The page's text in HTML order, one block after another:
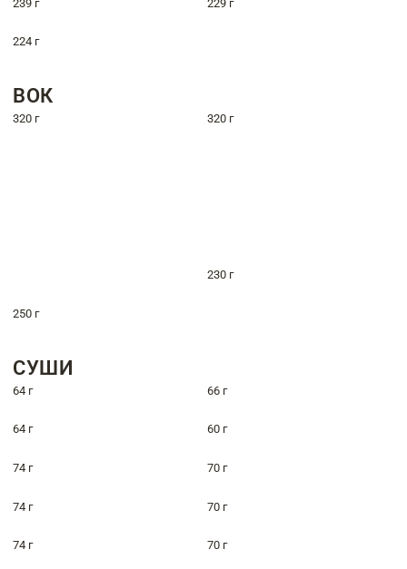
239 г 229 г
224 г
ВОК
320 г 320 г
230 г
250 г
СУШИ
64 г 66 г
64 г 60 г
74 г 70 г
74 г 70 г
74 г 70 г